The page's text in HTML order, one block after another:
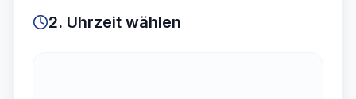
2. Uhrzeit wählen